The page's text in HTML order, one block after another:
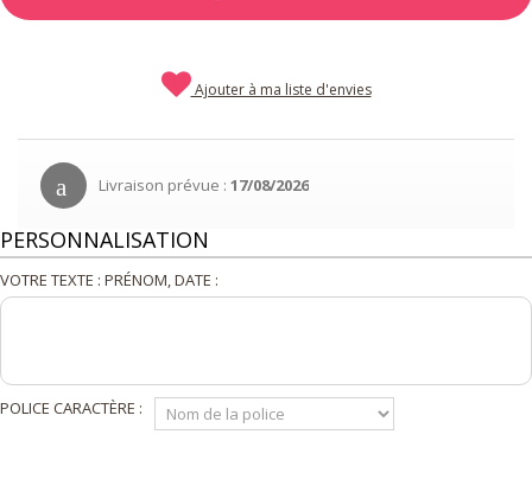
Ajouter à ma liste d'envies
Livraison prévue : 17/08/2026
PERSONNALISATION
VOTRE TEXTE : PRÉNOM, DATE :
POLICE CARACTÈRE :